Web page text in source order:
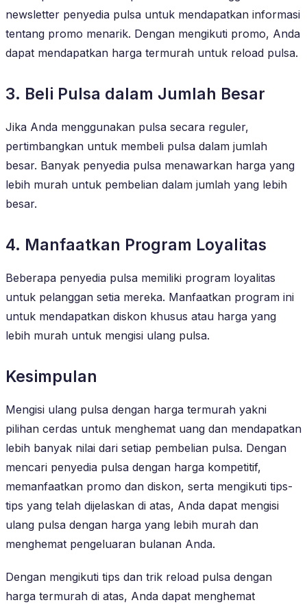
newsletter penyedia pulsa untuk mendapatkan informasi
tentang promo menarik. Dengan mengikuti promo, Anda
dapat mendapatkan harga termurah untuk reload pulsa.
3. Beli Pulsa dalam Jumlah Besar
Jika Anda menggunakan pulsa secara reguler,
pertimbangkan untuk membeli pulsa dalam jumlah
besar. Banyak penyedia pulsa menawarkan harga yang
lebih murah untuk pembelian dalam jumlah yang lebih
besar.
4. Manfaatkan Program Loyalitas
Beberapa penyedia pulsa memiliki program loyalitas
untuk pelanggan setia mereka. Manfaatkan program ini
untuk mendapatkan diskon khusus atau harga yang
lebih murah untuk mengisi ulang pulsa.
Kesimpulan
Mengisi ulang pulsa dengan harga termurah yakni
pilihan cerdas untuk menghemat uang dan mendapatkan
lebih banyak nilai dari setiap pembelian pulsa. Dengan
mencari penyedia pulsa dengan harga kompetitif,
memanfaatkan promo dan diskon, serta mengikuti tips-
tips yang telah dijelaskan di atas, Anda dapat mengisi
ulang pulsa dengan harga yang lebih murah dan
menghemat pengeluaran bulanan Anda.
Dengan mengikuti tips dan trik reload pulsa dengan
harga termurah di atas, Anda dapat menghemat